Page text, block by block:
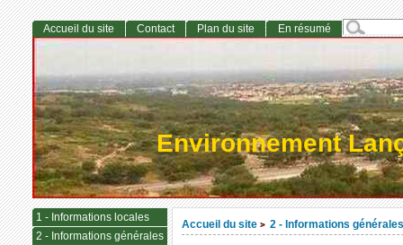
Environnement
Accueil du site > 2 - Informations générales
Accueil du site Contact Plan du site En résumé
1 - Informations locales
2 - Informations générales